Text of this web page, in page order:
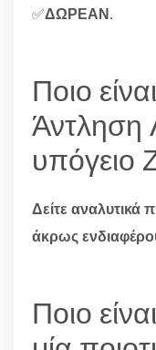
✅ΔΩΡΕΑΝ.
Ποιο
υπόγειο
Δείτε αναλυτικά
άκρως
Ποιο